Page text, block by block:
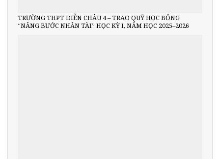
TRƯỜNG THPT DIỄN CHÂU 4 – TRAO QUỸ HỌC BỔNG
“NÂNG BƯỚC NHÂN TÀI” HỌC KỲ I, NĂM HỌC 2025–2026